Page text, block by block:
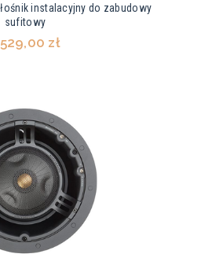
instalacyjny do zabudowy
sufitowy
zł